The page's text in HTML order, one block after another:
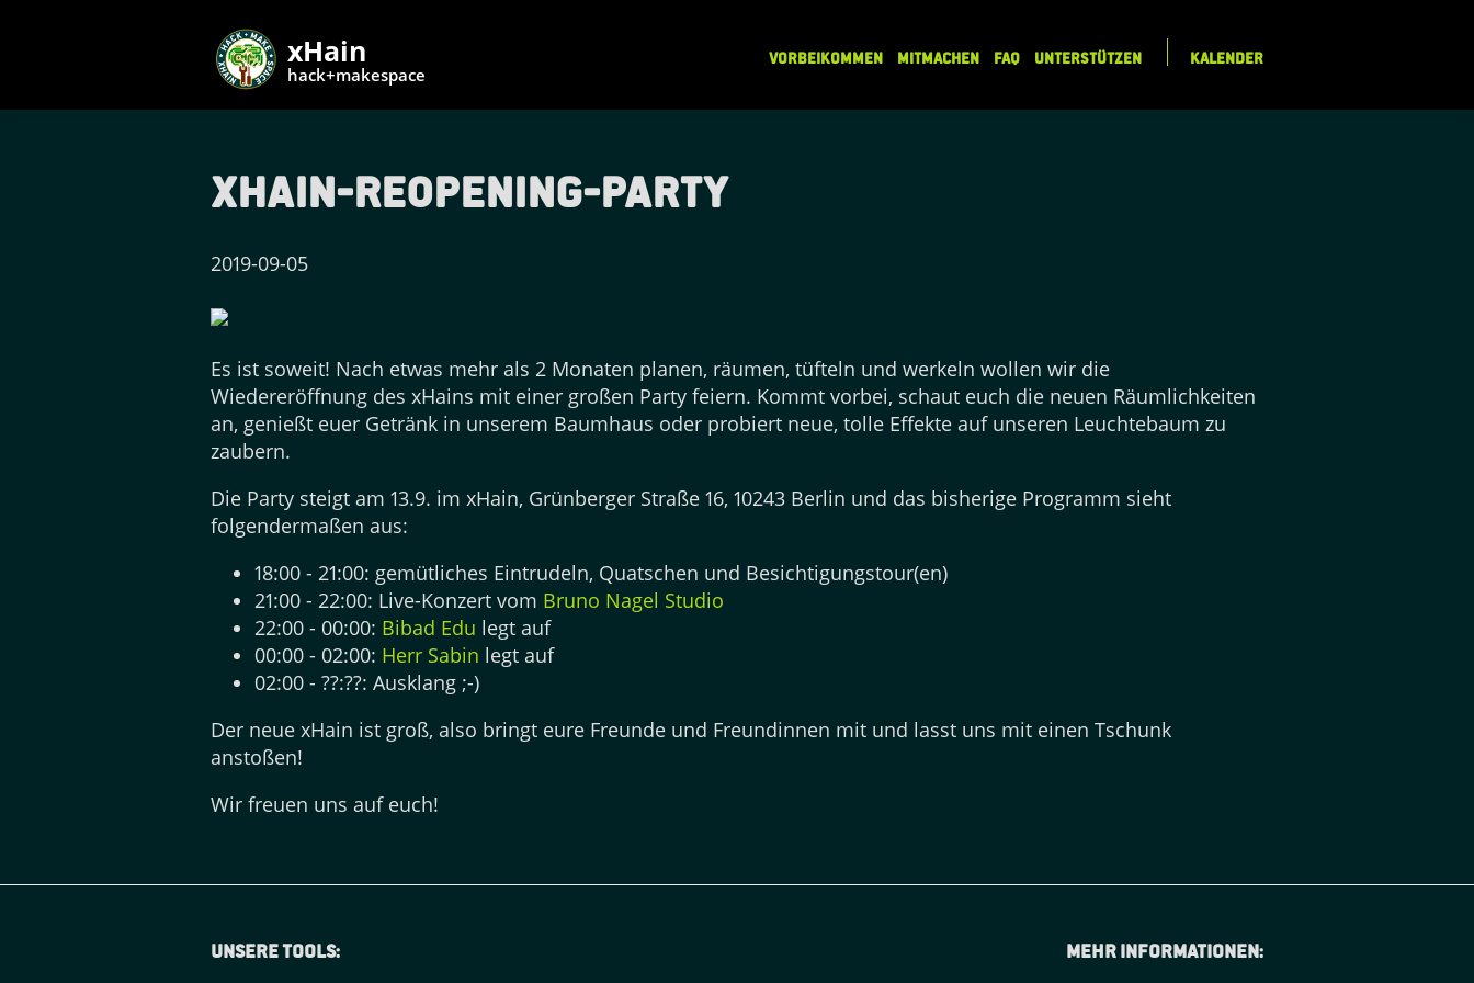
xHain
hack+makespace
VORBEIKOMMEN MITMACHEN FAQ UNTERSTÜTZEN KALENDER
xHain-Re0pening-Party
2019-09-05
Es ist soweit! Nach etwas mehr als 2 Monaten planen, räumen, tüfteln und werkeln wollen wir die
Wiedereröffnung des xHains mit einer großen Party feiern. Kommt vorbei, schaut euch die neuen Räumlichkeiten
an, genießt euer Getränk in unserem Baumhaus oder probiert neue, tolle Effekte auf unseren Leuchtebaum zu
zaubern.
Die Party steigt am 13.9. im xHain, Grünberger Straße 16, 10243 Berlin und das bisherige Programm sieht
folgendermaßen aus:
18:00 - 21:00: gemütliches Eintrudeln, Quatschen und Besichtigungstour(en)
21:00 - 22:00: Live-Konzert vom Bruno Nagel Studio
22:00 - 00:00: Bibad Edu legt auf
00:00 - 02:00: Herr Sabin legt auf
02:00 - ??:??: Ausklang ;-)
Der neue xHain ist groß, also bringt eure Freunde und Freundinnen mit und lasst uns mit einen Tschunk
anstoßen!
Wir freuen uns auf euch!
Unsere tools: Mehr informationen: